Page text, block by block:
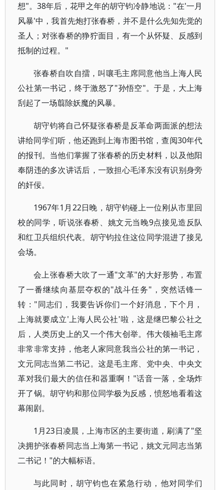
想"。38年后，花甲之年的胡守钧冷静地说："在'一月
风暴'中，我首先炮打张春桥，并不是什么先知先觉的
圣人；对张春桥的狰狞面目，有一个从怀疑、反感到
抵制的过程。"
张春桥自吹自擂，叫嚷毛主席同意他当上海人民
公社第一书记，终于激怒了"孙悟空"。于是，大上海
刮起了一场翦除妖魔的风暴。
胡守钧将自己怀疑张春桥是反革命两面派的想法
讲给同学们听，他还跑到上海市图书馆，查阅30年代
的报刊。当他们掌握了张春桥的历史材料，以及他阳
奉阴违的多次讲话后，一致担心毛泽东没有识别身旁
的奸佞。
1967年1月22日晚，胡守钧碰上一位刚从市里回
校的同学，听说张春桥、姚文元当晚9点接见造反队
和红卫兵组织代表。胡守钧拉住这位同学混进了接见
会场。
会上张春桥大吹了一通"文革"的大好形势，布置
了一番继续向基层夺权的"战斗任务"，突然话锋一
转："同志们，我要告诉你们一个好消息，下个月，
上海就要成立'上海人民公社'啦，这是继巴黎公社之
后，人类历史上的又一个伟大创举。伟大领袖毛主席
非常非常支持，他老人家同意我当公社的第一书记，
文元同志当第二书记。这是毛主席、党中央、中央文
革对我们最大的信任和器重啊！"话音一落，全场炸
开了锅。胡守钧和那位同学极为反感，愤怒地看着这
幕闹剧。
1月23日凌晨，上海市区的主要街道，刷满了"坚
决拥护张春桥同志当上海第一书记，姚文元同志当第
二书记！"的大幅标语。
与此同时，胡守钧也在紧急行动，他对同学们